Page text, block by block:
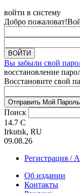
войти в систему
Добро пожаловат!
Вы забыли свой
восстановление
Восстановите свой
Поиск
14.7 C
Irkutsk, RU
09.08.26
Регистрация /
Об издании
Контакты